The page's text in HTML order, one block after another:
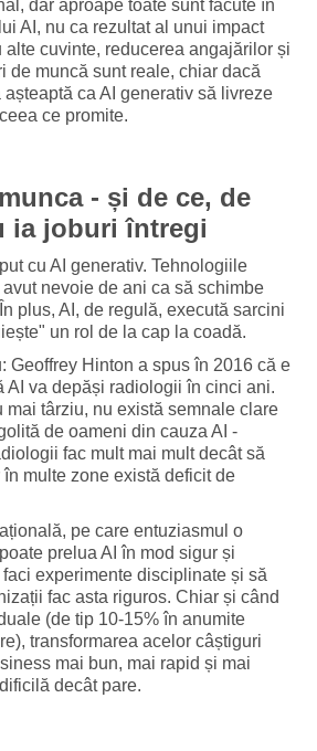
dar aproape toate sunt făcute în
AI, nu ca rezultat al unui impact
alte cuvinte, reducerea angajărilor și
de muncă sunt reale, chiar dacă
ca AI generativ să livreze
ce promite.
- și de ce, de
ia joburi întregi
cu AI generativ. Tehnologiile
nevoie de ani ca să schimbe
plus, AI, de regulă, execută sarcini
un rol de la cap la coadă.
Geoffrey Hinton a spus în 2016 că e
AI va depăși radiologii în cinci ani.
mai târziu, nu există semnale clare
de oameni din cauza AI -
fac mult mai mult decât să
multe zone există deficit de
pe care entuziasmul o
prelua AI în mod sigur și
experimente disciplinate și să
fac asta riguros. Chiar și când
(de tip 10-15% în anumite
transformarea acelor câștiguri
mai bun, mai rapid și mai
decât pare.